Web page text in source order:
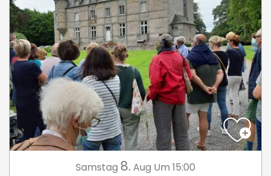
Samstag 8. Aug Um 15:00